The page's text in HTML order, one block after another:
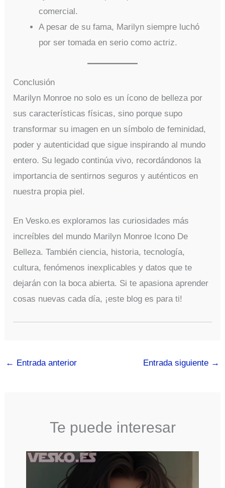
comercial.
A pesar de su fama, Marilyn siempre luchó
por ser tomada en serio como actriz.
Conclusión
Marilyn Monroe no solo es un ícono de belleza por
sus características físicas, sino porque supo
transformar su imagen en un símbolo de feminidad,
poder y autenticidad que sigue inspirando al mundo
entero. Su legado continúa vivo, recordándonos la
importancia de sentirnos seguros y auténticos en
nuestra propia piel.
En Vesko.es exploramos las curiosidades más
increíbles del mundo Marilyn Monroe Icono De
Belleza. También ciencia, historia, tecnología,
cultura, fenómenos inexplicables y datos que te
dejarán con la boca abierta. Si te apasiona aprender
cosas nuevas cada día, ¡este blog es para ti!
← Entrada anterior Entrada siguiente →
Te puede interesar